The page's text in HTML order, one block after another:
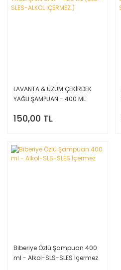
LAVANTA & ÜZÜM ÇEKİRDEK
YAĞLI ŞAMPUAN - 400 ML
150,00 TL
Biberiye Özlü Şampuan 400
ml - Alkol-SLS-SLES İçermez